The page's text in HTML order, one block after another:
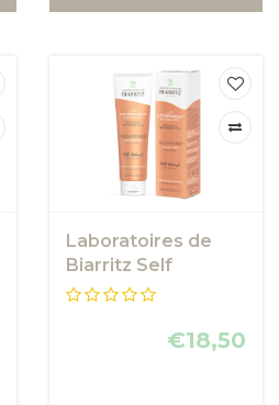
Laboratoires de
Biarritz Self
Tanning Lotion
€18,50